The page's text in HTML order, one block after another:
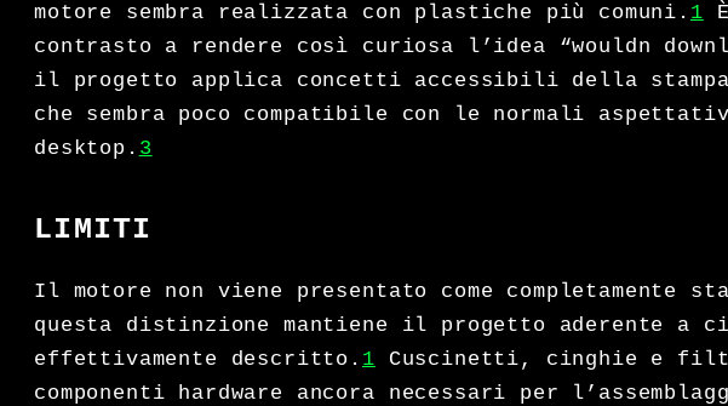
motore sembra realizzata con plastiche più comuni. 1
contrasto a rendere così curiosa l’idea “wouldn
il progetto applica concetti accessibili della stampa
che sembra poco compatibile con le normali
desktop. 3
LIMITI
Il motore non viene presentato come completamente
questa distinzione mantiene il progetto aderente a
effettivamente descritto. 1 Cuscinetti, cinghie e
componenti hardware ancora necessari per